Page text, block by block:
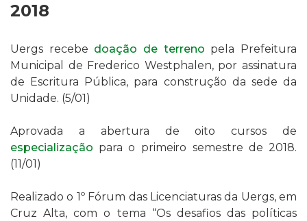
2018
Uergs recebe doação de terreno pela Prefeitura
Municipal de Frederico Westphalen, por assinatura
de Escritura Pública, para construção da sede da
Unidade. (5/01)
Aprovada a abertura de oito cursos de
especialização para o primeiro semestre de 2018.
(11/01)
Realizado o 1º Fórum das Licenciaturas da Uergs, em
Cruz Alta, com o tema “Os desafios das políticas